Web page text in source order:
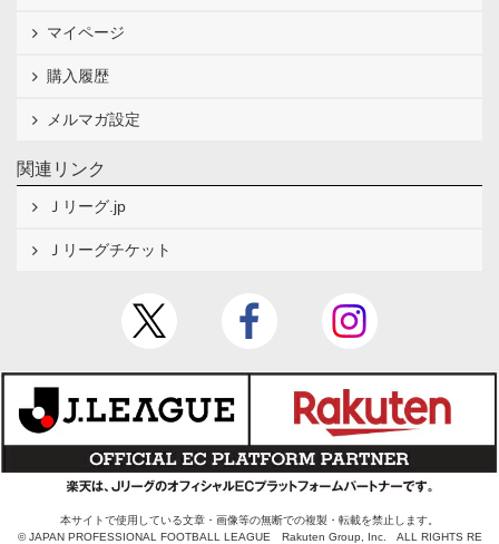
マイページ
購入履歴
メルマガ設定
関連リンク
Ｊリーグ.jp
Ｊリーグチケット
本サイトで使用している文章・画像等の無断での複製・転載を禁止します。
© JAPAN PROFESSIONAL FOOTBALL LEAGUE Rakuten Group, Inc. ALL RIGHTS RE